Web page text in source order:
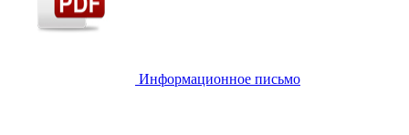
Информационное письмо